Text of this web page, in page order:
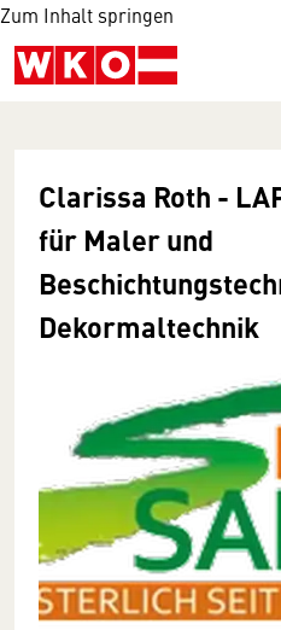
Zum Inhalt springen
Clarissa Roth -
für Maler und
Dekormaltechnik